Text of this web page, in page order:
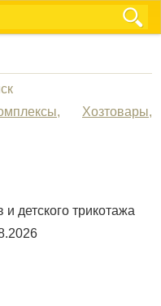
, Хозтовары,
детского трикотажа